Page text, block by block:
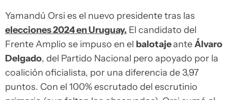
Yamandú Orsi es el nuevo presidente tras las
elecciones 2024 en Uruguay. El candidato del
Frente Amplio se impuso en el balotajeanteÁlvaro
Delgado, del Partido Nacional pero apoyado por la
coalición oficialista, por una diferencia de 3,97
puntos. Con el 100% escrutado del escrutinio